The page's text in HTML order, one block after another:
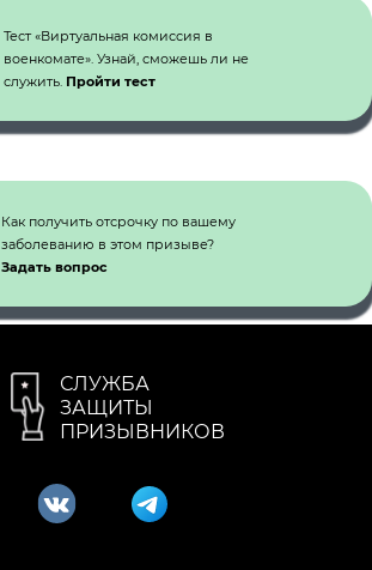
Тест «Виртуальная комиссия в
военкомате». Узнай, сможешь ли не
служить. Пройти тест
Как получить отсрочку по вашему
заболеванию в этом призыве?
Задать вопрос
СЛУЖБА
ЗАЩИТЫ
ПРИЗЫВНИКОВ